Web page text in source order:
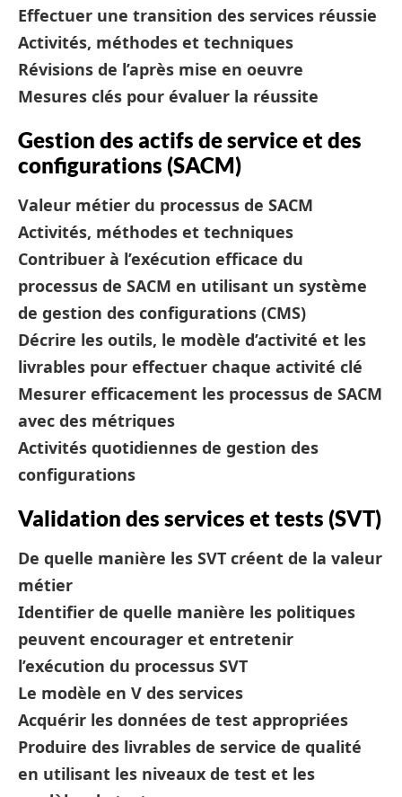
Effectuer une transition des services réussie
Activités, méthodes et techniques
Révisions de l’après mise en oeuvre
Mesures clés pour évaluer la réussite
Gestion des actifs de service et des
configurations (SACM)
Valeur métier du processus de SACM
Activités, méthodes et techniques
Contribuer à l’exécution efficace du
processus de SACM en utilisant un système
de gestion des configurations (CMS)
Décrire les outils, le modèle d’activité et les
livrables pour effectuer chaque activité clé
Mesurer efficacement les processus de SACM
avec des métriques
Activités quotidiennes de gestion des
configurations
Validation des services et tests (SVT)
De quelle manière les SVT créent de la valeur
métier
Identifier de quelle manière les politiques
peuvent encourager et entretenir
l’exécution du processus SVT
Le modèle en V des services
Acquérir les données de test appropriées
Produire des livrables de service de qualité
en utilisant les niveaux de test et les